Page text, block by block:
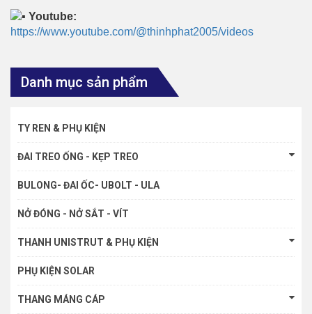
Youtube:
https://www.youtube.com/@thinhphat2005/videos
Danh mục sản phẩm
TY REN & PHỤ KIỆN
ĐAI TREO ỐNG - KẸP TREO
BULONG- ĐAI ỐC- UBOLT - ULA
NỞ ĐÓNG - NỞ SẮT - VÍT
THANH UNISTRUT & PHỤ KIỆN
PHỤ KIỆN SOLAR
THANG MÁNG CÁP